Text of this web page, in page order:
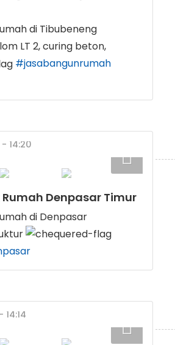
di Tibubeneng
LT 2, curing beton,
#jasabangunrumah
14:20
Denpasar Timur
di Denpasar